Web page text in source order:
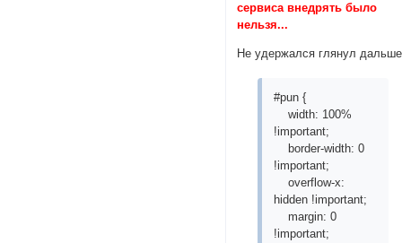
сервиса внедрять было
нельзя...
Не удержался глянул
#pun {
width: 100%
!important;
border-width: 0
!important;
overflow-x:
hidden !important;
margin: 0
!important;